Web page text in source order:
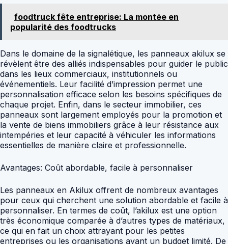
foodtruck fête entreprise: La montée en
popularité des foodtrucks
Dans le domaine de la signalétique, les panneaux akilux se
révèlent être des alliés indispensables pour guider le public
dans les lieux commerciaux, institutionnels ou
événementiels. Leur facilité d’impression permet une
personnalisation efficace selon les besoins spécifiques de
chaque projet. Enfin, dans le secteur immobilier, ces
panneaux sont largement employés pour la promotion et
la vente de biens immobiliers grâce à leur résistance aux
intempéries et leur capacité à véhiculer les informations
essentielles de manière claire et professionnelle.
Avantages: Coût abordable, facile à personnaliser
Les panneaux en Akilux offrent de nombreux avantages
pour ceux qui cherchent une solution abordable et facile à
personnaliser. En termes de coût, l’akilux est une option
très économique comparée à d’autres types de matériaux,
ce qui en fait un choix attrayant pour les petites
entreprises ou les organisations ayant un budget limité. De